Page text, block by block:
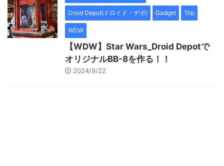
Droid Depot(ドロイド・デポ) Gadget Trip
WDW
【WDW】Star Wars_Droid Depotで
オリジナルBB-8を作る！！
2024/9/22